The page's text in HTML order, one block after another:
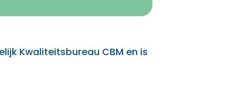
Kwaliteitsbureau CBM en is